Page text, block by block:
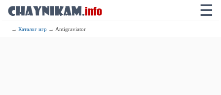
☰
→Каталог игр → Antigraviator